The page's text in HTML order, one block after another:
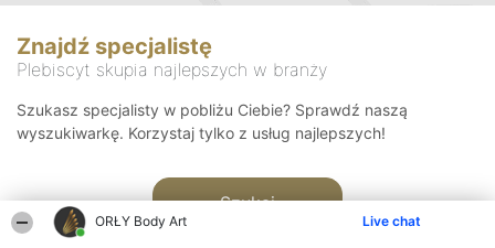
ORŁY Body Art Live chat
Znajdź specjalistę
Plebiscyt skupia najlepszych w branży
Szukasz specjalisty w pobliżu Ciebie? Sprawdź naszą
wyszukiwarkę. Korzystaj tylko z usług najlepszych!
Szukaj